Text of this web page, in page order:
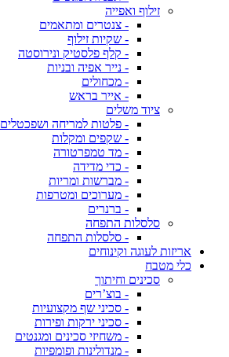
זילוף ואפייה
- צנטרים ומתאמים
- שקיות זילוף
- קלף פלסטיק ונירוסטה
- נייר אפיה ובניות
- מכחולים
- אייר בראש
ציוד משלים
- פלטות למריחה ושפכטלים
- שקפים ומקלות
- מד טמפרטורה
- כדי מדידה
- מברשות ומריות
- מערוכים ומטרפות
- ברנרים
סלסלות התפחה
- סלסלות התפחה
אריזות לעוגה וקינוחים
כלי מטבח
סכינים וחיתוך
- בוצ’רים
- סכיני שף מקצועיות
- סכיני ירקות ופירות
- משחיזי סכינים ומגנטים
- מנדולינות ופומפיות